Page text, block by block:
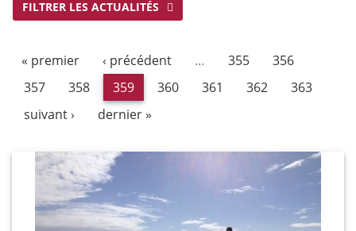
FILTRER LES ACTUALITÉS
« premier ‹ précédent … 355
356
357
358 359 360 361 362
363
suivant ›
dernier »